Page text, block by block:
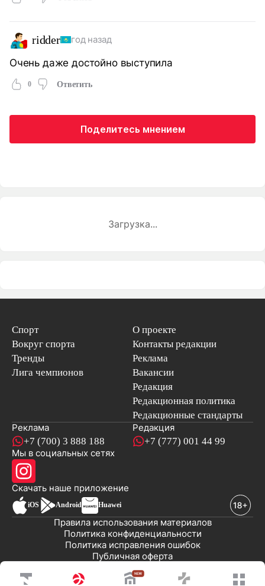
ridder год назад
Очень даже достойно выступила
0 Ответить
Поделитесь мнением
Загрузка...
Спорт
Вокруг спорта
Тренды
Лига чемпионов
О проекте
Контакты редакции
Реклама
Вакансии
Редакция
Редакционная политика
Редакционные стандарты
Реклама
+7 (700) 3 888 188
Редакция
+7 (777) 001 44 99
Мы в социальных сетях
Скачать наше приложениеновостей
iOS Android Huawei
Публичная оферта
Политика исправления ошибок
Политика конфиденциальности
Правила использования материалов
© 2008-2026 ТОО «EML»